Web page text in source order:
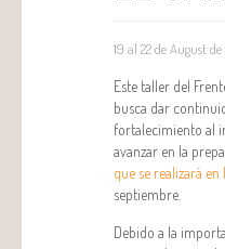
19 al 22 de August
Este taller del
busca dar
fortalecimiento al
avanzar en la
que se realizará en
septiembre.
Debido a la